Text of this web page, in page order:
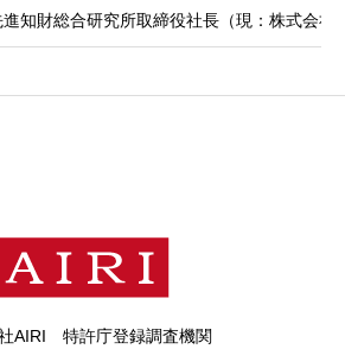
知財総合研究所取締役社長（現：株式会社
AIRI 特許庁登録調査機関